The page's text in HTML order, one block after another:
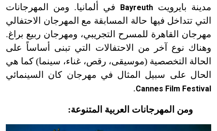
مدينة بايرويت Bayreuth
في ألمانيا. ومن المهرجانات
التي تتداخل فيها حالة المسابقة مع المهرجان الاحتفالي
مهرجان القاهرة للمسرح التجريبي، ومهرجان ربيع براغ.
وهناك نوع آخر من الاحتفالات التي تبنى أساساً على
الحالة التخصصية (موسيقى، رقص، غناء، سينما) كما هي
الحال على سبيل المثال في مهرجان كان السينمائي
Cannes Film Festival
.
ومن المهرجانات العربية المتنوعة: